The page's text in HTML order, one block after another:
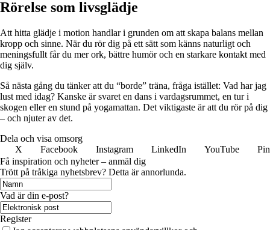
Rörelse som livsglädje
Att hitta glädje i motion handlar i grunden om att skapa balans mellan
kropp och sinne. När du rör dig på ett sätt som känns naturligt och
meningsfullt får du mer ork, bättre humör och en starkare kontakt med
dig själv.
Så nästa gång du tänker att du “borde” träna, fråga istället: Vad har jag
lust med idag? Kanske är svaret en dans i vardagsrummet, en tur i
skogen eller en stund på yogamattan. Det viktigaste är att du rör på dig
– och njuter av det.
Dela och visa omsorg
X
Facebook Instagram LinkedIn YouTube
Få inspiration och nyheter – anmäl dig
Trött på tråkiga nyhetsbrev? Detta är annorlunda.
Vad är din e-post?
Register